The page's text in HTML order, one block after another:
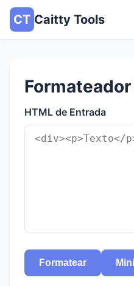
CT Caitty Tools
HTML de Entrada
Formatear